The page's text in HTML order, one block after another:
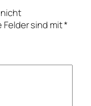
Felder sind mit*